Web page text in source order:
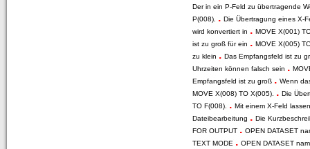
Der in ein P-Feld zu übertragende
P(008). . Die Übertragung eines X-
wird konvertiert in . MOVE X(001)
ist zu groß für ein . MOVE X(005)
zu klein . Das Empfangsfeld ist zu
Uhrzeiten können falsch sein .
Empfangsfeld ist zu groß . Wenn
MOVE X(008) TO X(005). . Die
TO F(008). . Mit einem X-Feld
Dateibearbeitung . Die
FOR OUTPUT . OPEN DATASET
TEXT MODE . OPEN DATASET